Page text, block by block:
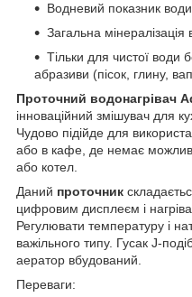
Водневий показник
Загальна
Тільки для чистої води
абразиви (пісок, глину,
Проточний водонагрівач
інноваційний змішувач для
Чудово підійде для
або в кафе, де немає
або котел.
Даний проточник
цифровим дисплеєм і
Регулювати температуру і
важільного типу. Гусак J-
аератор вбудований.
Переваги: